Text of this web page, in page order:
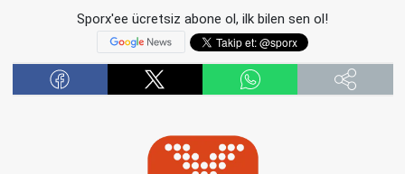
Sporx'ee ücretsiz abone ol, ilk bilen sen ol!